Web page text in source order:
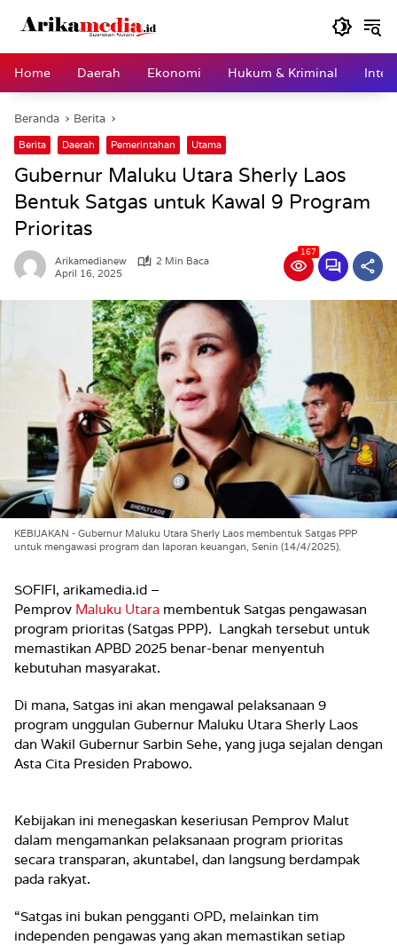
Home
Daerah Ekonomi Hukum & Kriminal
Beranda Berita
Berita Daerah Pemerintahan Utama
Gubernur Maluku Utara Sherly Laos
Bentuk Satgas untuk Kawal 9 Program
Prioritas
Arikamedianew
2 Min Baca
April 16, 2025
167
KEBIJAKAN - Gubernur Maluku Utara Sherly Laos membentuk Satgas PPP
untuk mengawasi program dan laporan keuangan, Senin (14/4/2025).
SOFIFI, arikamedia.id –
Pemprov Maluku Utara membentuk Satgas pengawasan
program prioritas (Satgas PPP). Langkah tersebut untuk
memastikan APBD 2025 benar-benar menyentuh
kebutuhan masyarakat.
Di mana, Satgas ini akan mengawal pelaksanaan 9
program unggulan Gubernur Maluku Utara Sherly Laos
dan Wakil Gubernur Sarbin Sehe, yang juga sejalan dengan
Asta Cita Presiden Prabowo.
Kebijakan ini menegaskan keseriusan Pemprov Malut
dalam mengamankan pelaksanaan program prioritas
secara transparan, akuntabel, dan langsung berdampak
pada rakyat.
“Satgas ini bukan pengganti OPD, melainkan tim
independen pengawas yang akan memastikan setiap